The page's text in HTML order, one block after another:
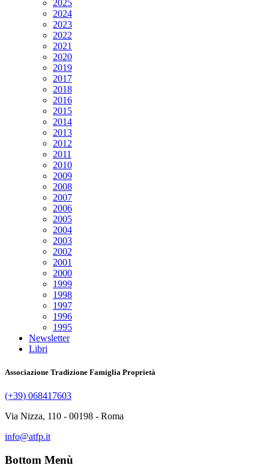
2025
2024
2023
2022
2021
2020
2019
2017
2018
2016
2015
2014
2013
2012
2011
2010
2009
2008
2007
2006
2005
2004
2003
2002
2001
2000
1999
1998
1997
1996
1995
Newsletter
Libri
Associazione Tradizione Famiglia Proprietà
(+39) 068417603
Via Nizza, 110 - 00198 - Roma
info@atfp.it
Bottom Menù